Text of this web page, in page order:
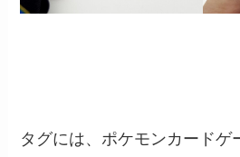
タグには、ポケモンカードゲ